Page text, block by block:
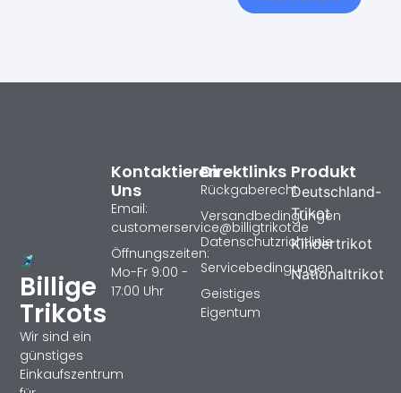
Billige
Trikots
Wir sind ein
günstiges
Einkaufszentrum
Produkt
Deutschland-
Trikot
Kindertrikot
Nationaltrikot
Direktlinks
Rückgaberecht
Versandbedingungen
Datenschutzrichtlinie
Servicebedingungen
Geistiges
Eigentum
Kontaktieren
Uns
Email:
customerservice@billigtrikotde
Öffnungszeiten:
Mo-Fr 9:00 -
17:00 Uhr